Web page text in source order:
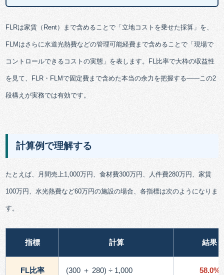
FLRは家賃（Rent）まで含めることで「立地コストを乗せた採算」を、
FLMはさらに水道光熱費などの管理可能経費まで含めることで「現場で
コントロールできるコストの実態」を表します。FL比率で大枠の収益性
を見て、FLR・FLMで固定費まで含めた本当の余力を把握する——この2
段構えが実務では有効です。
計算例で理解する
たとえば、月間売上1,000万円、食材費300万円、人件費280万円、家賃
100万円、水光熱費など60万円の施設の場合、各指標は次のようになりま
す。
指標 計算 結果
FL比率 (300 ＋ 280) ÷ 1,000 58.0%